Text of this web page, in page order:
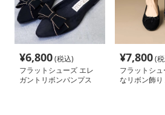
¥6,800(税込)
フラットシューズ エレ
ガントリボンパンプス
¥7,800(
フラットシ
なリボン飾り